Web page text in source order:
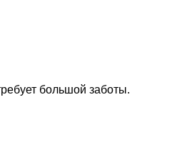
большой заботы.